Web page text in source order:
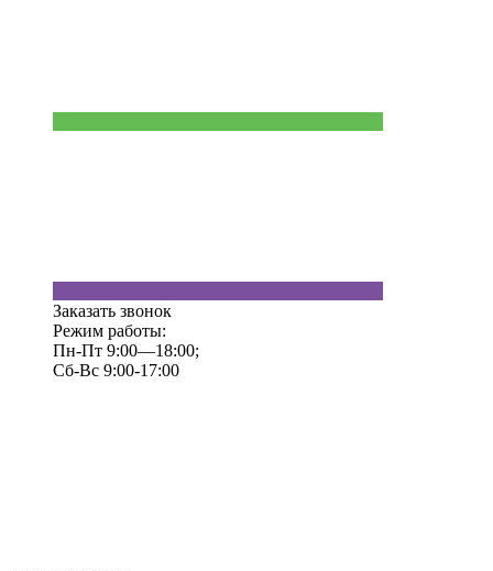
Заказать звонок
Режим работы:
Пн-Пт 9:00—18:00;
Сб-Вс 9:00-17:00